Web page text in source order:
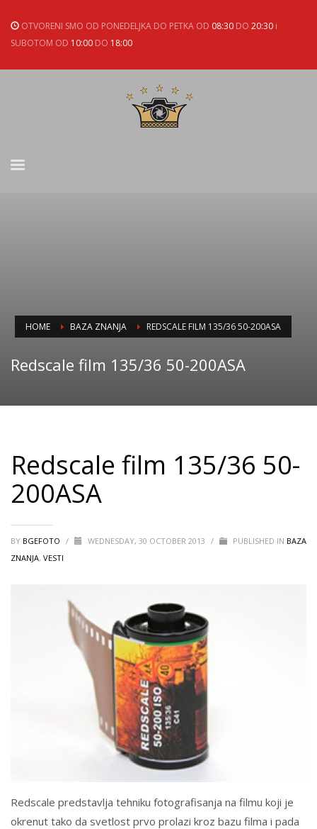
OTVORENI SMO OD PONEDELJKA DO PETKA OD 08:30 DO 20:30 i
SUBOTOM OD 10:00 DO 18:00
HOME BAZA ZNANJA REDSCALE FILM 135/36 50-200ASA
Redscale film 135/36 50-200ASA
Redscale film 135/36 50-
200ASA
BY BGEFOTO / WEDNESDAY, 30 OCTOBER 2013 / PUBLISHED IN BAZA
ZNANJA, VESTI
Redscale predstavlja tehniku fotografisanja na filmu koji je
okrenut tako da svetlost prvo prolazi kroz bazu filma i pada